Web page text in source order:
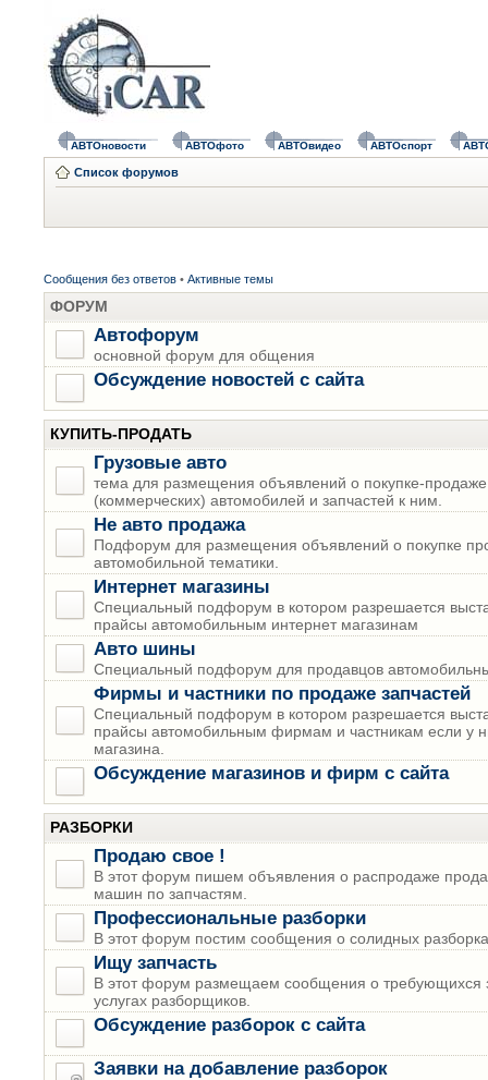
АВТОновости АВТОфото АВТОвидео АВТОспорт
Список форумов
Сообщения без ответов • Активные темы
ФОРУМ
Автофорум
основной форум для общения
Обсуждение новостей с сайта
КУПИТЬ-ПРОДАТЬ
Грузовые авто
тема для размещения объявлений о покупке-продаже
(коммерческих) автомобилей и запчастей к ним.
Не авто продажа
Подфорум для размещения объявлений о покупке
автомобильной тематики.
Интернет магазины
Специальный подфорум в котором разрешается
прайсы автомобильным интернет магазинам
Авто шины
Специальный подфорум для продавцов
Фирмы и частники по продаже запчастей
Специальный подфорум в котором разрешается
прайсы автомобильным фирмам и частникам если у
магазина.
Обсуждение магазинов и фирм с сайта
РАЗБОРКИ
Продаю свое !
В этот форум пишем объявления о распродаже
машин по запчастям.
Профессиональные разборки
В этот форум постим сообщения о солидных
Ищу запчасть
В этот форум размещаем сообщения о требующихся
услугах разборщиков.
Обсуждение разборок с сайта
Заявки на добавление разборок